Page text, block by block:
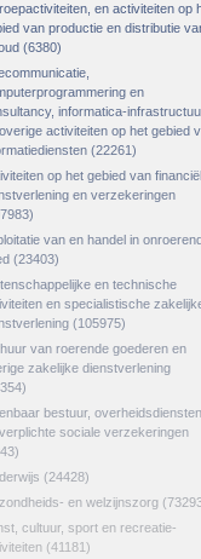
en activiteiten op
van productie en distributie
(6380)
en
informatica-
activiteiten op het gebied
(22261)
op het gebied van
en verzekeringen
van en handel in
(23403)
en technische
en specialistische
(105975)
van roerende goederen en
zakelijke dienstverlening
bestuur, overheidsdiensten
sociale verzekeringen
(24428)
en welzijnszorg
cultuur, sport en recreatie-
(41181)